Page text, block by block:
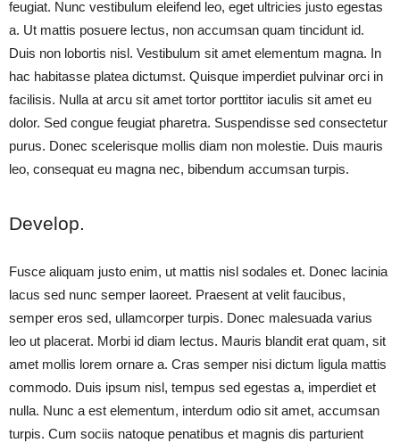
feugiat. Nunc vestibulum eleifend leo, eget ultricies justo egestas
a. Ut mattis posuere lectus, non accumsan quam tincidunt id.
Duis non lobortis nisl. Vestibulum sit amet elementum magna. In
hac habitasse platea dictumst. Quisque imperdiet pulvinar orci in
facilisis. Nulla at arcu sit amet tortor porttitor iaculis sit amet eu
dolor. Sed congue feugiat pharetra. Suspendisse sed consectetur
purus. Donec scelerisque mollis diam non molestie. Duis mauris
leo, consequat eu magna nec, bibendum accumsan turpis.
Develop.
Fusce aliquam justo enim, ut mattis nisl sodales et. Donec lacinia
lacus sed nunc semper laoreet. Praesent at velit faucibus,
semper eros sed, ullamcorper turpis. Donec malesuada varius
leo ut placerat. Morbi id diam lectus. Mauris blandit erat quam, sit
amet mollis lorem ornare a. Cras semper nisi dictum ligula mattis
commodo. Duis ipsum nisl, tempus sed egestas a, imperdiet et
nulla. Nunc a est elementum, interdum odio sit amet, accumsan
turpis. Cum sociis natoque penatibus et magnis dis parturient